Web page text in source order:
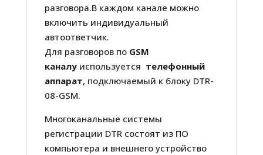
разговора.В каждом канале можно
включить индивидуальный
автоответчик.
Для разговоров по GSM
каналуиспользуется телефонный
аппарат, подключаемый к блоку DTR-
08-GSM.
Многоканальные системы
регистрации DTR состоят из ПО
компьютера и внешнего устройство